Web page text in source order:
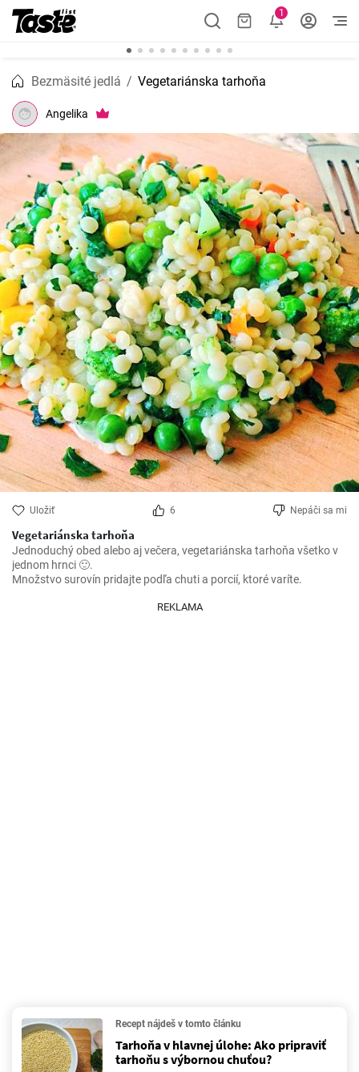
1
Bezmäsité jedlá Vegetariánska tarhoňa
Angelika
Uložiť 6 Nepáči sa mi
Vegetariánska tarhoňa
Jednoduchý obed alebo aj večera, vegetariánska tarhoňa všetko v
jednom hrnci 🙂.
Množstvo surovín pridajte podľa chuti a porcií, ktoré varíte.
REKLAMA
Recept nájdeš v tomto článku
Tarhoňa v hlavnej úlohe: Ako pripraviť
tarhoňu s výbornou chuťou?